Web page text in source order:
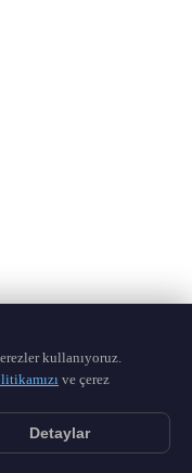
kullanıyoruz.
ve çerez
Detaylar